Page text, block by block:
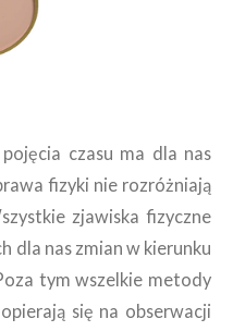
czasu ma dla nas
fizyki nie rozróżniają
zjawiska fizyczne
dla nas zmian w kierunku
tym wszelkie metody
się na obserwacji